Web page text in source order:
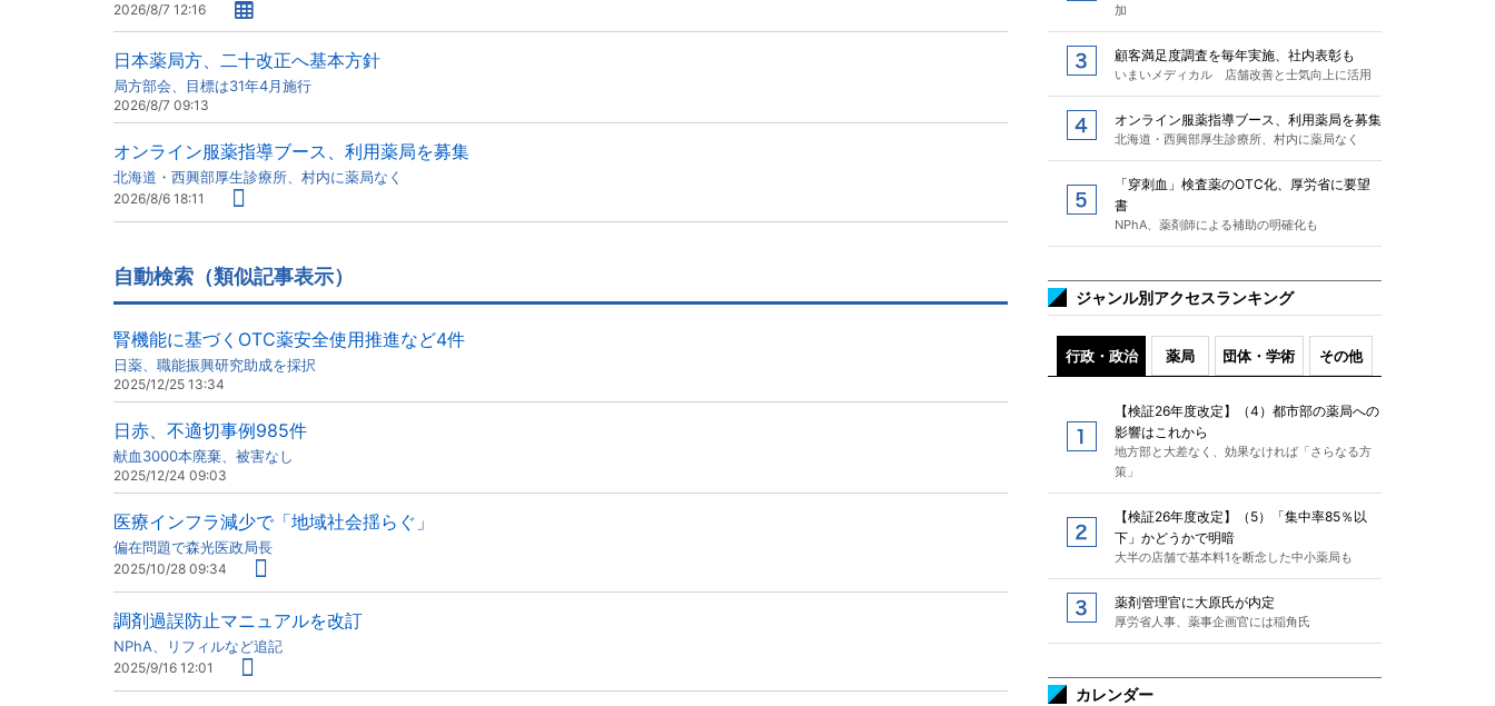
2026/8/7 12:16
日本薬局方、二十改正へ基本方針
局方部会、目標は31年4月施行
2026/8/7 09:13
オンライン服薬指導ブース、利用薬局を募集
北海道・西興部厚生診療所、村内に薬局なく
2026/8/6 18:11
自動検索（類似記事表示）
腎機能に基づくOTC薬安全使用推進など4件
日薬、職能振興研究助成を採択
2025/12/25 13:34
日赤、不適切事例985件
献血3000本廃棄、被害なし
2025/12/24 09:03
医療インフラ減少で「地域社会揺らぐ」
偏在問題で森光医政局長
2025/10/28 09:34
調剤過誤防止マニュアルを改訂
NPhA、リフィルなど追記
2025/9/16 12:01
加
顧客満足度調査を毎年実施、社内表彰も
いまいメディカル 店舗改善と士気向上に活用
オンライン服薬指導ブース、利用薬局を募集
北海道・西興部厚生診療所、村内に薬局なく
「穿刺血」検査薬のOTC化、厚労省に要望
書
NPhA、薬剤師による補助の明確化も
ジャンル別アクセスランキング
行政・政治 薬局 団体・学術 その他
【検証26年度改定】（4）都市部の薬局への
影響はこれから
地方部と大差なく、効果なければ「さらなる方
策」
【検証26年度改定】（5）「集中率85％以
下」かどうかで明暗
大半の店舗で基本料1を断念した中小薬局も
薬剤管理官に大原氏が内定
厚労省人事、薬事企画官には稲角氏
カレンダー